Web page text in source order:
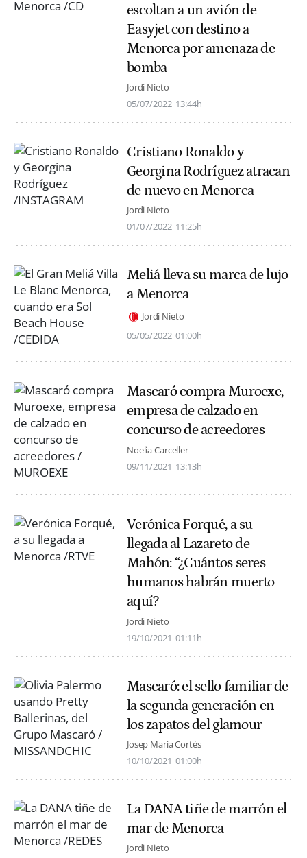
escoltan a un avión de
Easyjet con destino a
Menorca por amenaza de
bomba
Jordi Nieto
05/07/2022 13:44h
Cristiano Ronaldo y
Georgina Rodríguez atracan
de nuevo en Menorca
Jordi Nieto
01/07/2022 11:25h
Meliá lleva su marca de lujo
a Menorca
Jordi Nieto
05/05/2022 01:00h
Mascaró compra Muroexe,
empresa de calzado en
concurso de acreedores
Noelia Carceller
09/11/2021 13:13h
Verónica Forqué, a su
llegada al Lazareto de
Mahón: “¿Cuántos seres
humanos habrán muerto
aquí?
Jordi Nieto
19/10/2021 01:11h
Mascaró: el sello familiar de
la segunda generación en
los zapatos del glamour
Josep Maria Cortés
10/10/2021 01:00h
La DANA tiñe de marrón el
mar de Menorca
Jordi Nieto